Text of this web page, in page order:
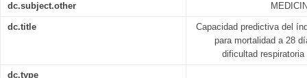
dc.subject.other
dc.title
Capacidad predictiva del
para mortalidad a 28
dificultad
dc.type